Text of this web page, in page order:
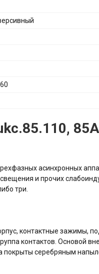
асинхронных
и прочих
три.
контактные зажимы,
контактов. Основой
покрыты серебряным